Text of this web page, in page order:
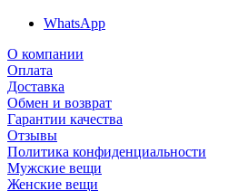
WhatsApp
О компании
Оплата
Доставка
Обмен и возврат
Гарантии качества
Отзывы
Политика конфиденциальности
Мужские вещи
Женские вещи